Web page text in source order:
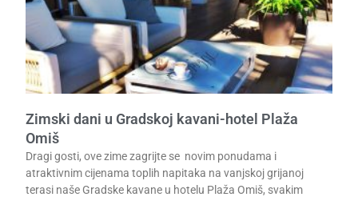
Zimski dani u Gradskoj kavani-hotel Plaža
Omiš
Dragi gosti, ove zime zagrijte se novim ponudama i
atraktivnim cijenama toplih napitaka na vanjskoj grijanoj
terasi naše Gradske kavane u hotelu Plaža Omiš, svakim